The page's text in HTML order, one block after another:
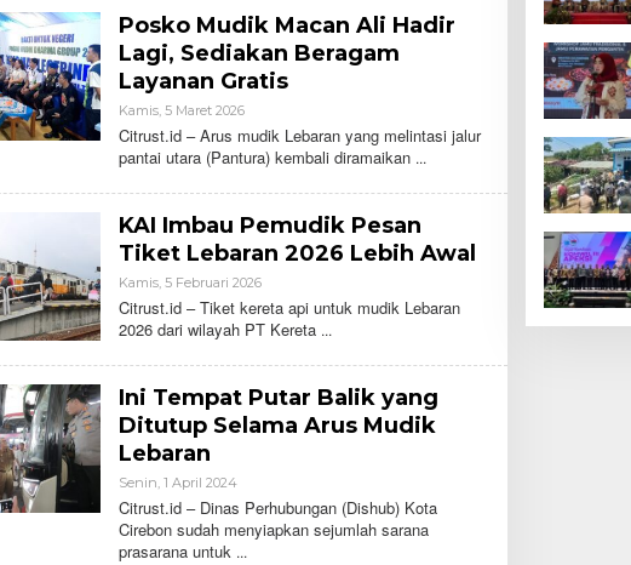
S
Posko Mudik Macan Ali Hadir
Lagi, Sediakan Beragam
Layanan Gratis
Kamis, 5 Maret 2026O
E
H
A
I
S
Citrust.id – Arus mudik Lebaran yang melintasi jalur
pantai utara (Pantura) kembali diramaikan
KAI Imbau Pemudik Pesan
Tiket Lebaran 2026 Lebih Awal
Kamis, 5 Februari 2026O
E
H
A
I
S
Citrust.id – Tiket kereta api untuk mudik Lebaran
2026 dari wilayah PT Kereta
Ini Tempat Putar Balik yang
Ditutup Selama Arus Mudik
Lebaran
Senin, 1 April 2024O
E
H
Citrust.id – Dinas Perhubungan (Dishub) Kota
Cirebon sudah menyiapkan sejumlah sarana
prasarana untuk